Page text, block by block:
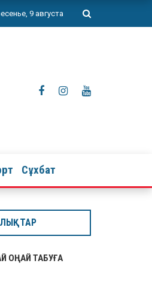
9 августа
Сұхбат
ОҢАЙ ТАБУҒА